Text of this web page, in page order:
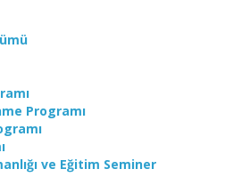
Programı
ve Eğitim Seminer